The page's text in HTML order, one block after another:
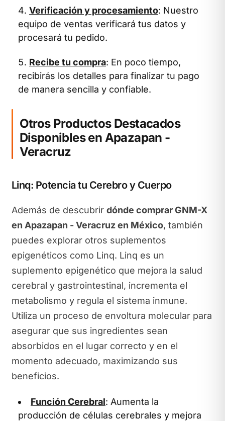
Verificación y procesamiento: Nuestro
equipo de ventas verificará tus datos y
procesará tu pedido.
Recibe tu compra: En poco tiempo,
recibirás los detalles para finalizar tu pago
de manera sencilla y confiable.
Otros Productos Destacados
Disponibles en Apazapan -
Veracruz
Linq: Potencia tu Cerebro y Cuerpo
Además de descubrir dónde comprar GNM-X
en Apazapan - Veracruz en México, también
puedes explorar otros suplementos
epigenéticos como Linq. Linq es un
suplemento epigenético que mejora la salud
cerebral y gastrointestinal, incrementa el
metabolismo y regula el sistema inmune.
Utiliza un proceso de envoltura molecular para
asegurar que sus ingredientes sean
absorbidos en el lugar correcto y en el
momento adecuado, maximizando sus
beneficios.
Función Cerebral: Aumenta la
producción de células cerebrales y mejora